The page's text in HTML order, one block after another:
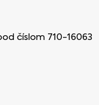
číslom 710-16063